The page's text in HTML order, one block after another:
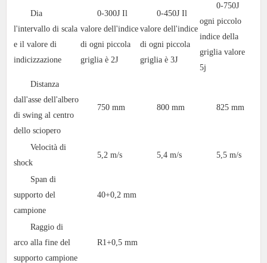
Dia
l'intervallo di scala
e il valore di
indicizzazione
0-300J Il
valore dell'indice
di ogni piccola
griglia è 2J
0-450J Il
valore dell'indice
di ogni piccola
griglia è 3J
0-750J
ogni piccolo
indice della
griglia valore
5j
Distanza
dall'asse dell'albero
di swing al centro
dello sciopero
750 mm 800 mm 825 mm
Velocità di
shock
5,2 m/s 5,4 m/s 5,5 m/s
Span di
supporto del
campione
40+0,2 mm
Raggio di
arco alla fine del
supporto campione
R1+0,5 mm